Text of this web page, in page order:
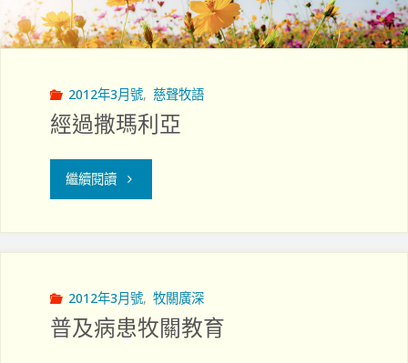
2012年3月號, 慈聲牧語
經過撒瑪利亞
繼續閱讀"經
瑪
利
2012年3月號, 牧關廣深
普及病患牧關教育